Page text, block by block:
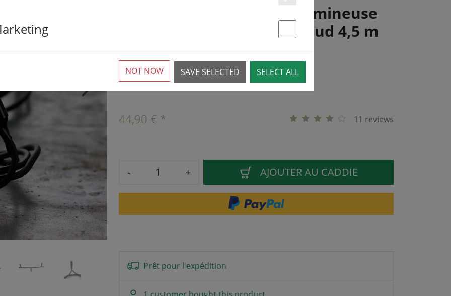
Sirius Tech-Line Chaîne lumineuse
Start-Set 45 LED blanc chaud 4,5 m
extérieur 230V noir
›
Plus de 10 disponibles
11 reviews
44,90 € *
- + AJOUTER AU CADDIE
Prêt pour l'expédition
Essenziell
Statstik & Marketing
SAVE SELECTED SELECT ALL
NOT NOW